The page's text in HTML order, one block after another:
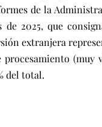
de la
de 2025, que
extranjera
(muy
del total.